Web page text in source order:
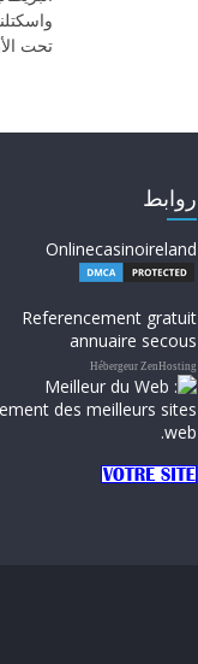
تحت
روابط
Onlinecasinoireland
Referencement gratuit
annuaire secous
Hébergeur ZenHosting